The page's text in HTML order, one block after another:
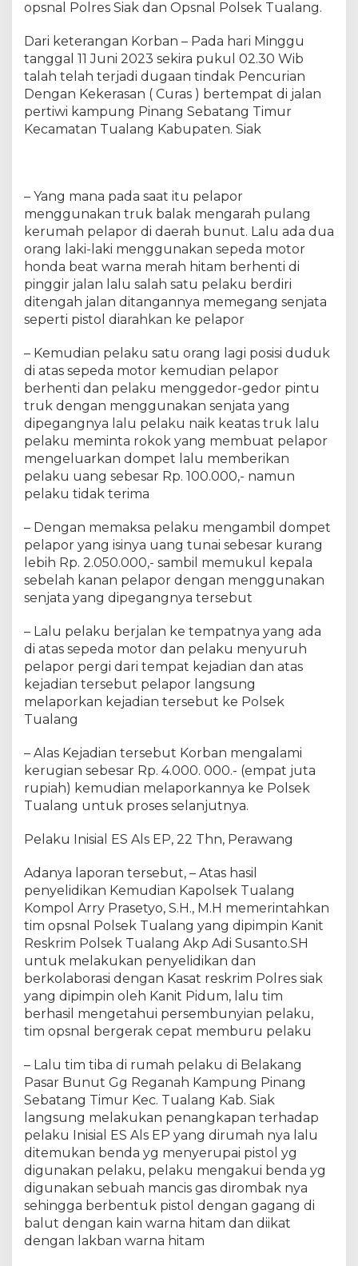
e
n
g
a
n
K
r
a
a
n
d
i
a
m
n
k
a
n
i
m
g
a
b
n
g
a
n
O
s
a
l
P
o
e
s
S
i
k
n
O
p
s
n
a
l
P
o
e
k
T
u
a
l
a
n
g
opsnal Polres Siak dan Opsnal Polsek Tualang.
Dari keterangan Korban – Pada hari Minggu
tanggal 11 Juni 2023 sekira pukul 02.30 Wib
talah telah terjadi dugaan tindak Pencurian
Dengan Kekerasan ( Curas ) bertempat di jalan
pertiwi kampung Pinang Sebatang Timur
Kecamatan Tualang Kabupaten. Siak
– Yang mana pada saat itu pelapor
menggunakan truk balak mengarah pulang
kerumah pelapor di daerah bunut. Lalu ada dua
orang laki-laki menggunakan sepeda motor
honda beat warna merah hitam berhenti di
pinggir jalan lalu salah satu pelaku berdiri
ditengah jalan ditangannya memegang senjata
seperti pistol diarahkan ke pelapor
– Kemudian pelaku satu orang lagi posisi duduk
di atas sepeda motor kemudian pelapor
berhenti dan pelaku menggedor-gedor pintu
truk dengan menggunakan senjata yang
dipegangnya lalu pelaku naik keatas truk lalu
pelaku meminta rokok yang membuat pelapor
mengeluarkan dompet lalu memberikan
pelaku uang sebesar Rp. 100.000,- namun
pelaku tidak terima
– Dengan memaksa pelaku mengambil dompet
pelapor yang isinya uang tunai sebesar kurang
lebih Rp. 2.050.000,- sambil memukul kepala
sebelah kanan pelapor dengan menggunakan
senjata yang dipegangnya tersebut
– Lalu pelaku berjalan ke tempatnya yang ada
di atas sepeda motor dan pelaku menyuruh
pelapor pergi dari tempat kejadian dan atas
kejadian tersebut pelapor langsung
melaporkan kejadian tersebut ke Polsek
Tualang
– Alas Kejadian tersebut Korban mengalami
kerugian sebesar Rp. 4.000. 000.- (empat juta
rupiah) kemudian melaporkannya ke Polsek
Tualang untuk proses selanjutnya.
Pelaku Inisial ES Als EP, 22 Thn, Perawang
Adanya laporan tersebut, – Atas hasil
penyelidikan Kemudian Kapolsek Tualang
Kompol Arry Prasetyo, S.H., M.H memerintahkan
tim opsnal Polsek Tualang yang dipimpin Kanit
Reskrim Polsek Tualang Akp Adi Susanto.SH
untuk melakukan penyelidikan dan
berkolaborasi dengan Kasat reskrim Polres siak
yang dipimpin oleh Kanit Pidum, lalu tim
berhasil mengetahui persembunyian pelaku,
tim opsnal bergerak cepat memburu pelaku
– Lalu tim tiba di rumah pelaku di Belakang
Pasar Bunut Gg Reganah Kampung Pinang
Sebatang Timur Kec. Tualang Kab. Siak
langsung melakukan penangkapan terhadap
pelaku Inisial ES Als EP yang dirumah nya lalu
ditemukan benda yg menyerupai pistol yg
digunakan pelaku, pelaku mengakui benda yg
digunakan sebuah mancis gas dirombak nya
sehingga berbentuk pistol dengan gagang di
balut dengan kain warna hitam dan diikat
dengan lakban warna hitam